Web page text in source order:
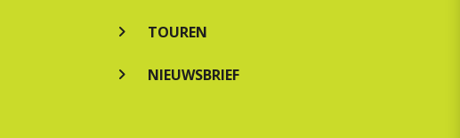
TOUREN
NIEUWSBRIEF